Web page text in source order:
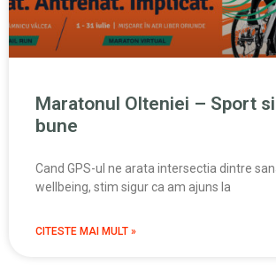
Maratonul Olteniei – Sport
bune
Cand GPS-ul ne arata intersectia dintre
wellbeing, stim sigur ca am ajuns la
CITESTE MAI MULT »